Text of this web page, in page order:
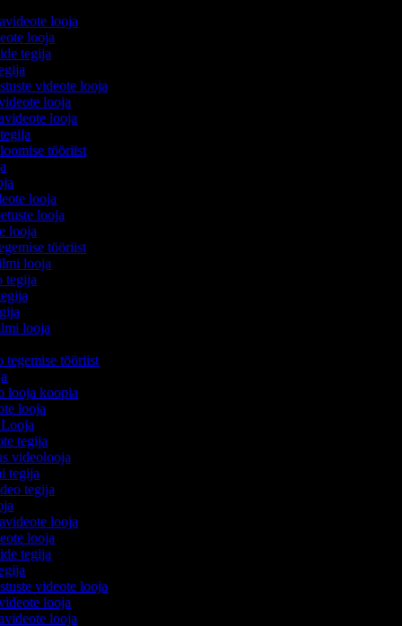
looja
looja
tegija
videote looja
looja
looja
tööriist
looja
looja
looja
tööriist
looja
tegija
looja
tegemise tööriist
looja koopia
looja
Looja
tegija
videolooja
tegija
tegija
looja
looja
tegija
videote looja
looja
looja